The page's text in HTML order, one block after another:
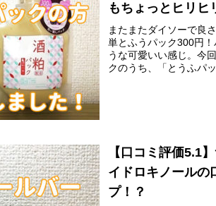
もちょっとヒリヒ
またまたダイソーで良
単とふうパック300円
うな可愛いい感じ。今
クのうち、「とうふパ
【口コミ評価5.1
イドロキノールの
プ！？